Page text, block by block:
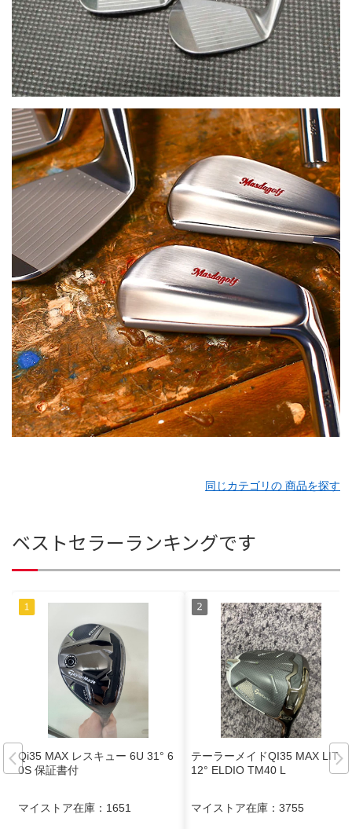
同じカテゴリの 商品を探す
ベストセラーランキングです
Qi35 MAX レスキュー 6U 31° 6
0S 保証書付
マイストア在庫： 1651
テーラーメイドQI35 MAX LITE
12° ELDIO TM40 L
マイストア在庫： 3755